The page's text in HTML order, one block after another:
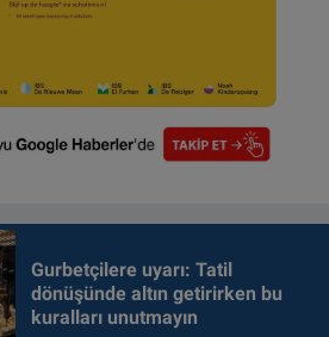
Gurbetçilere uyarı: Tatil
dönüşünde altın getirirken bu
kuralları unutmayın